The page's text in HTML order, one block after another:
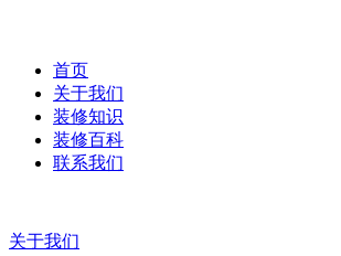
首页
关于我们
装修知识
装修百科
联系我们
关于我们